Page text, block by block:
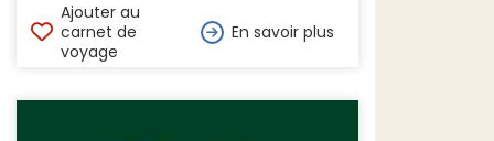
Ajouter au
carnet de
voyage
En savoir plus